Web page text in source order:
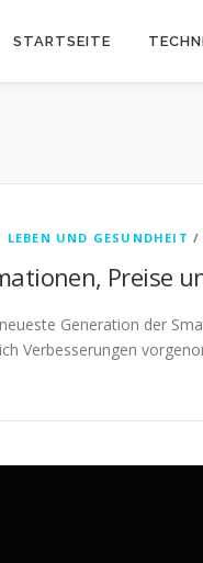
STARTSEITE
LEBEN UND GESUNDHEIT /
Preise
Generation der
Verbesserungen